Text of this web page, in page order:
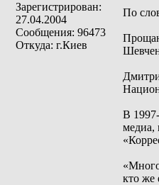
Зарегистрирован:
27.04.2004
Сообщения: 96473
Откуда: г.Киев
По
В
медиа,
кто же